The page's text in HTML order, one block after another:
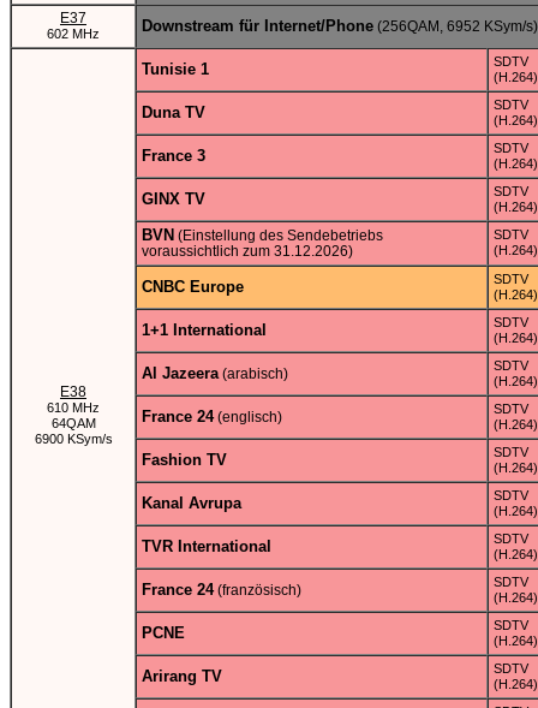
E37
602 MHz Downstream für Internet/Phone (256QAM, 6952 KSym/
E38
610 MHz
64QAM
6900 KSym/s
Tunisie 1
SDTV
(H.264)
Duna TV
SDTV
(H.264)
France 3
SDTV
(H.264)
GINX TV
SDTV
(H.264)
BVN (Einstellung des Sendebetriebs
voraussichtlich zum 31.12.2026)
SDTV
(H.264)
CNBC Europe
SDTV
(H.264)
1+1 International
SDTV
(H.264)
Al Jazeera(arabisch)
SDTV
(H.264)
France 24(englisch)
SDTV
(H.264)
Fashion TV
SDTV
(H.264)
Kanal Avrupa
SDTV
(H.264)
TVR International
SDTV
(H.264)
France 24(französisch)
SDTV
(H.264)
PCNE
SDTV
(H.264)
Arirang TV
SDTV
(H.264)